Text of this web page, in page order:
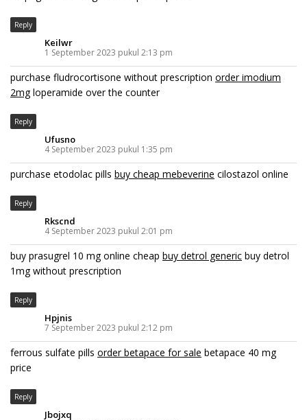
Reply
Keilwr
1 September 2023 pukul 2:13 pm
purchase fludrocortisone without prescription order imodium
2mgloperamide over the counter
Reply
Ufusno
4 September 2023 pukul 1:35 pm
purchase etodolac pills buy cheap mebeverine cilostazol online
Reply
Rkscnd
4 September 2023 pukul 2:01 pm
buy prasugrel 10 mg online cheap buy detrol generic buy detrol
1mg without prescription
Reply
Hpjnis
7 September 2023 pukul 2:12 pm
ferrous sulfate pills order betapace for sale betapace 40 mg
price
Reply
Jbojxq